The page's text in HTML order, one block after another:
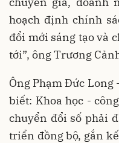
hoạch định chính
đổi mới sáng tạo và
tới”, ông Trương
Ông Phạm Đức Long
biết: Khoa học -
chuyển đổi số phải
triển đồng bộ, gắn